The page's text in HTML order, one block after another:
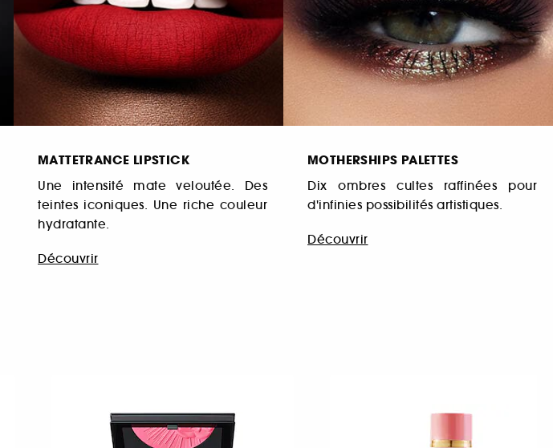
MATTETRANCE LIPSTICK
Une intensité mate veloutée. Des
teintes iconiques. Une riche couleur
hydratante.
Découvrir
MOTHERSHIPS PALETTES
Dix ombres cultes raffinées pour
d'infinies possibilités artistiques.
Découvrir